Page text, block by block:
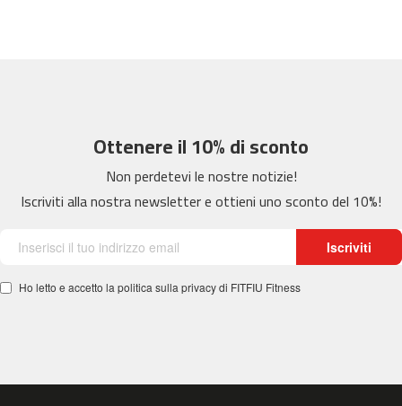
s
-
b
Ottenere il 10% di sconto
Non perdetevi le nostre notizie!
Iscriviti alla nostra newsletter e ottieni uno sconto del 10%!
Iscriviti
Ho letto e accetto la politica sulla privacy di FITFIU Fitness